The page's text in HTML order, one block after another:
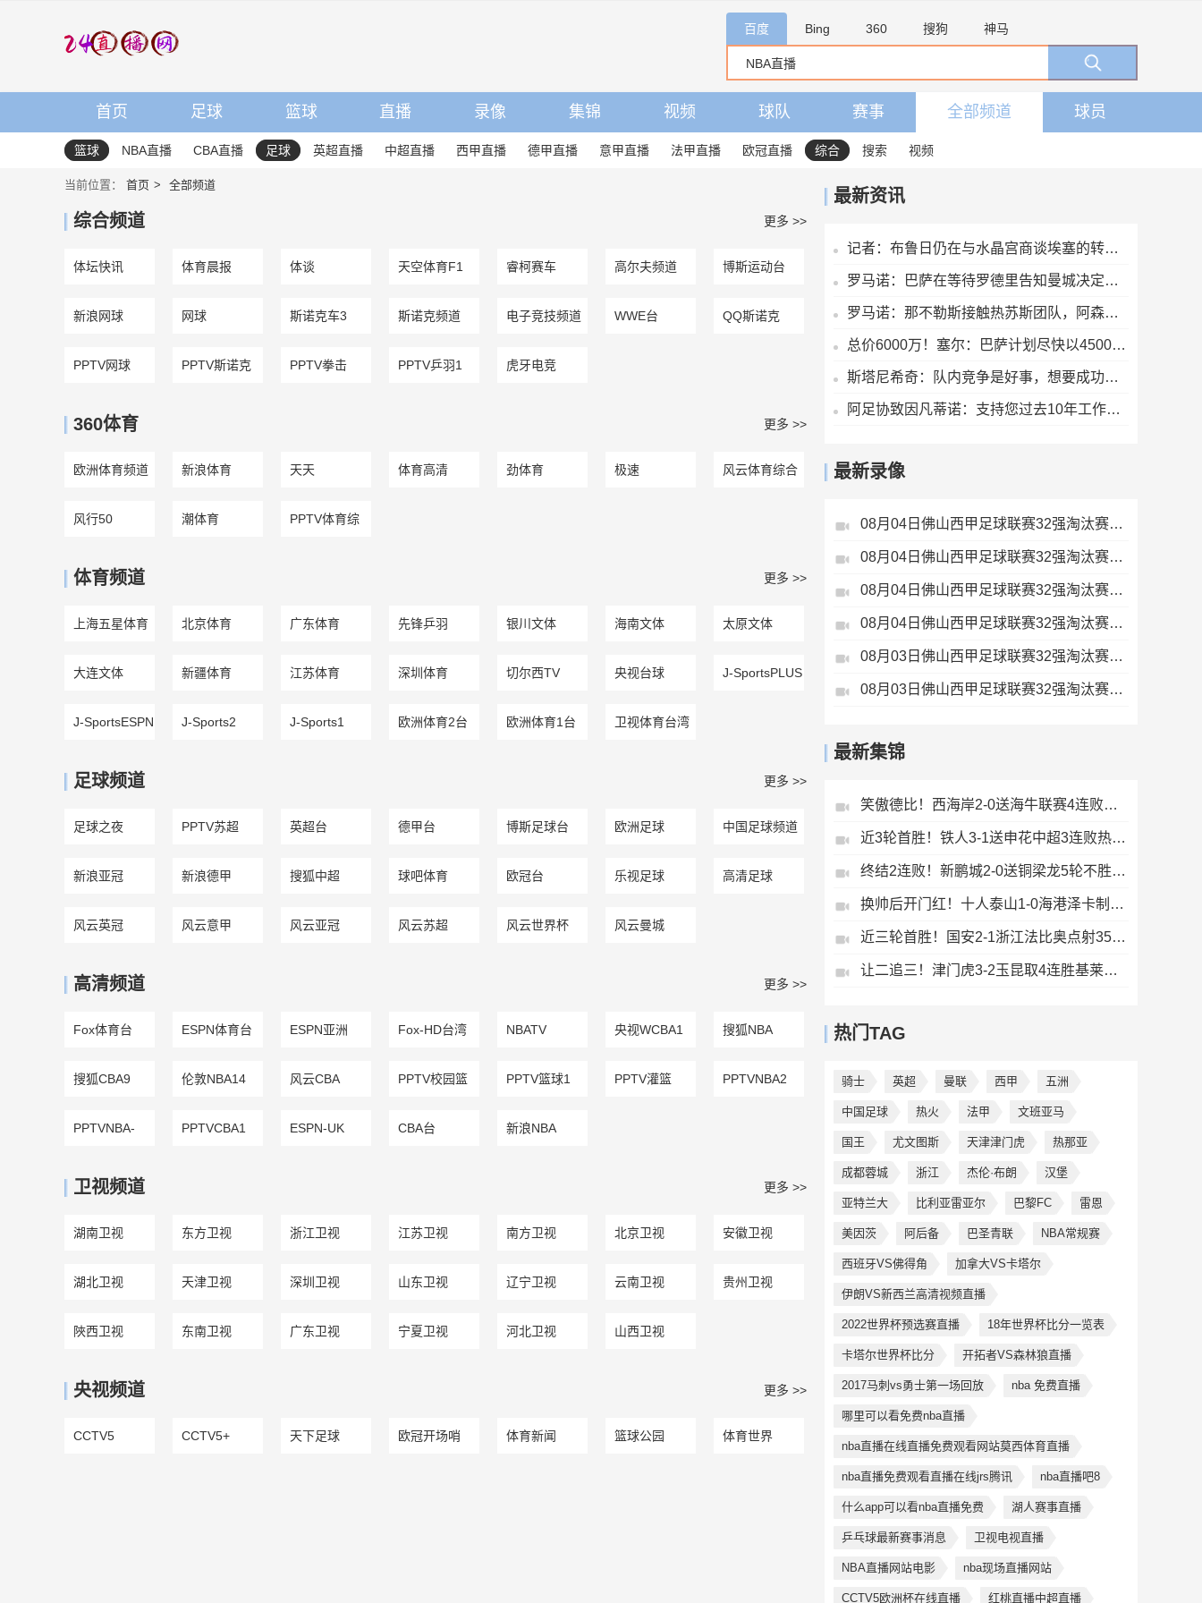
百度 Bing 360 搜狗 神马
首页 足球 篮球 直播 录像 集锦 视频 球队 赛事 全部频道 球员
篮球 NBA直播 CBA直播 足球 英超直播 中超直播 西甲直播 德甲直播 意甲直播 法甲直播 欧冠直播 综合 搜索 视频
当前位置： 首页 全部频道
综合频道 更多 >>
体坛快讯 体育晨报 体谈 天空体育F1 睿柯赛车 高尔夫频道 博斯运动台
新浪网球 网球 斯诺克车3 斯诺克频道 电子竞技频道 WWE台 QQ斯诺克
PPTV网球 PPTV斯诺克 PPTV拳击 PPTV乒羽1 虎牙电竞
360体育 更多 >>
欧洲体育频道 新浪体育 天天 体育高清 劲体育 极速 风云体育综合
风行50 潮体育 PPTV体育综
体育频道 更多 >>
上海五星体育 北京体育 广东体育 先锋乒羽 银川文体 海南文体 太原文体
大连文体 新疆体育 江苏体育 深圳体育 切尔西TV 央视台球 J-SportsPLUS
J-SportsESPN J-Sports2 J-Sports1 欧洲体育2台 欧洲体育1台 卫视体育台湾
足球频道 更多 >>
足球之夜 PPTV苏超 英超台 德甲台 博斯足球台 欧洲足球 中国足球频道
新浪亚冠 新浪德甲 搜狐中超 球吧体育 欧冠台 乐视足球 高清足球
风云英冠 风云意甲 风云亚冠 风云苏超 风云世界杯 风云曼城
高清频道 更多 >>
Fox体育台 ESPN体育台 ESPN亚洲 Fox-HD台湾 NBATV 央视WCBA1 搜狐NBA
搜狐CBA9 伦敦NBA14 风云CBA PPTV校园篮 PPTV篮球1 PPTV灌篮 PPTVNBA2
PPTVNBA- PPTVCBA1 ESPN-UK CBA台 新浪NBA
卫视频道 更多 >>
湖南卫视 东方卫视 浙江卫视 江苏卫视 南方卫视 北京卫视 安徽卫视
湖北卫视 天津卫视 深圳卫视 山东卫视 辽宁卫视 云南卫视 贵州卫视
陜西卫视 东南卫视 广东卫视 宁夏卫视 河北卫视 山西卫视
央视频道 更多 >>
CCTV5 CCTV5+ 天下足球 欧冠开场哨 体育新闻 篮球公园 体育世界
最新资讯
记者：布鲁日仍在与水晶宫商谈埃塞的转会交易
罗马诺：巴萨在等待罗德里告知曼城决定，想尽量快速推进以防意外
罗马诺：那不勒斯接触热苏斯团队，阿森纳只接受永久转会
总价6000万！塞尔：巴萨计划尽快以4500万欧+1500万报价罗德里
斯塔尼希奇：队内竞争是好事，想要成功就得拥有庞大阵容
阿足协致因凡蒂诺：支持您过去10年工作，由您继续领导是正确道路
最新录像
08月04日佛山西甲足球联赛32强淘汰赛贪玩游戏VS美的薪火全场录像
08月04日佛山西甲足球联赛32强淘汰赛肇庆恒骏成VS三七互娱全场录像
08月04日佛山西甲足球联赛32强淘汰赛广东西南建设VS香港圣徒全场录像
08月04日佛山西甲足球联赛32强淘汰赛藝品高國際VS湛江狂狼·粵辉能源全场录像
08月03日佛山西甲足球联赛32强淘汰赛广州蜀地红VS广州戴拿模全场录像
08月03日佛山西甲足球联赛32强淘汰赛大塘控股VS茂名市点都得全场录像
最新集锦
笑傲德比！西海岸2-0送海牛联赛4连败海牛仍垫底西海岸升至第二
近3轮首胜！铁人3-1送申花中超3连败热菲尼奥双响邦本宜裕传射
终结2连败！新鹏城2-0送铜梁龙5轮不胜37岁姜至鹏破门韦斯利建功
换帅后开门红！十人泰山1-0海港泽卡制胜于金永扑点海港三球被吹
近三轮首胜！国安2-1浙江法比奥点射35岁张稀哲制胜王钰栋送助攻
让二追三！津门虎3-2玉昆取4连胜基莱斯读秒绝杀萨尔瓦多破门
热门TAG
骑士 英超 曼联 西甲 五洲
中国足球 热火 法甲 文班亚马
国王 尤文图斯 天津津门虎 热那亚
成都蓉城 浙江 杰伦·布朗 汉堡
亚特兰大 比利亚雷亚尔 巴黎FC 雷恩
美因茨 阿后备 巴圣青联 NBA常规赛
西班牙VS佛得角 加拿大VS卡塔尔
伊朗VS新西兰高清视频直播
2022世界杯预选赛直播 18年世界杯比分一览表
卡塔尔世界杯比分 开拓者VS森林狼直播
2017马刺vs勇士第一场回放 nba 免费直播
哪里可以看免费nba直播
nba直播在线直播免费观看网站莫西体育直播
nba直播免费观看直播在线jrs腾讯 nba直播吧8
什么app可以看nba直播免费 湖人赛事直播
乒乓球最新赛事消息 卫视电视直播
NBA直播网站电影 nba现场直播网站
CCTV5欧洲杯在线直播 红桃直播中超直播